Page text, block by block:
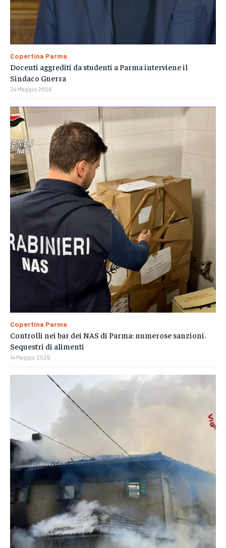
Copertina Parma
Docenti aggrediti da studenti a Parma interviene il
Sindaco Guerra
24 Maggio 2026
Copertina Parma
Controlli nei bar dei NAS di Parma: numerose sanzioni.
Sequestri di alimenti
14 Maggio 2026